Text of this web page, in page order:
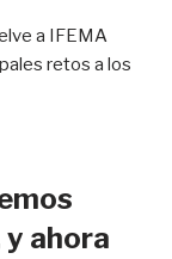
a IFEMA
retos a los
ahora